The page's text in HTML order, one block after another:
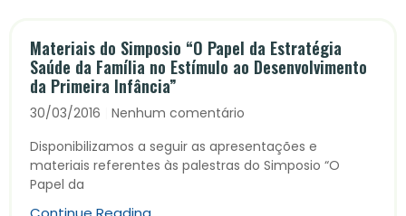
Materiais do Simposio “O Papel da Estratégia
Saúde da Família no Estímulo ao Desenvolvimento
da Primeira Infância”
30/03/2016
Nenhum comentário
Disponibilizamos a seguir as apresentações e
materiais referentes às palestras do Simposio “O
Papel da